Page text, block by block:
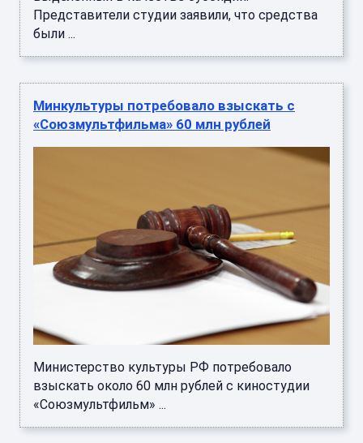
Представители студии заявили, что средства
были ...
Минкультуры потребовало взыскать с
«Союзмультфильма» 60 млн рублей
Министерство культуры РФ потребовало
взыскать около 60 млн рублей с киностудии
«Союзмультфильм» ...